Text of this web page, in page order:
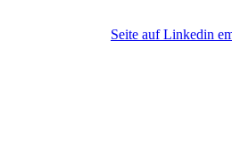
Seite auf Linkedin